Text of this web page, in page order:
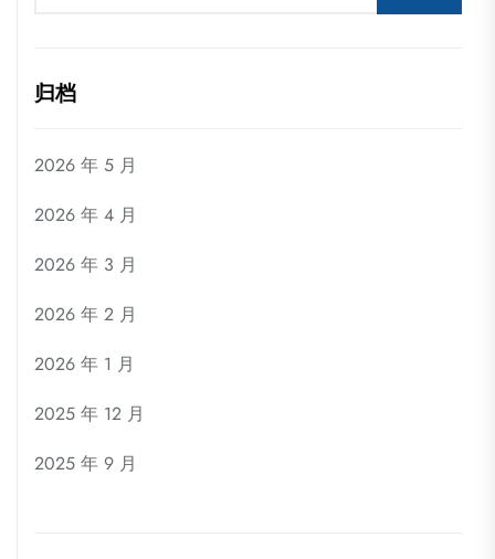
归档
2026 年 5 月
2026 年 4 月
2026 年 3 月
2026 年 2 月
2026 年 1 月
2025 年 12 月
2025 年 9 月